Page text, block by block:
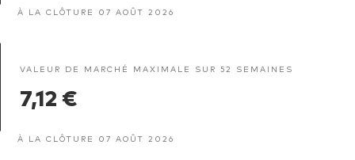
À LA CLÔTURE 07 AOÛT 2026
VALEUR DE MARCHÉ MAXIMALE SUR 52 SEMAINES
7,12 €
À LA CLÔTURE 07 AOÛT 2026